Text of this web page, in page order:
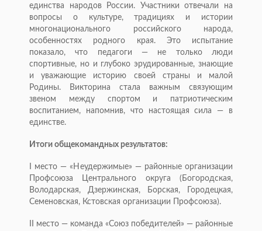
единства народов России. Участники отвечали на
вопросы о культуре, традициях и истории
многонационального российского народа,
особенностях родного края. Это испытание
показало, что педагоги — не только люди
спортивные, но и глубоко эрудированные, знающие
и уважающие историю своей страны и малой
Родины. Викторина стала важным связующим
звеном между спортом и патриотическим
воспитанием, напомнив, что настоящая сила — в
единстве.
Итоги общекомандных результатов:
I место — «Неудержимые» — районные организации
Профсоюза Центрального округа (Богородская,
Володарская, Дзержинская, Борская, Городецкая,
Семеновская, Кстовская организации Профсоюза).
II место — команда «Союз победителей» — районные